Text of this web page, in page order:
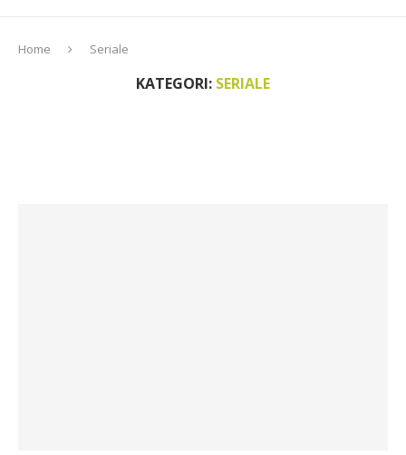
Home Seriale
KATEGORI: SERIALE